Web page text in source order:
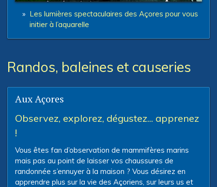
» Les lumières spectaculaires des Açores pour vous
initier à l’aquarelle
Randos, baleines et causeries
Aux Açores
Observez, explorez, dégustez... apprenez
!
Vous êtes fan d’observation de mammifères marins
mais pas au point de laisser vos chaussures de
randonnée s’ennuyer à la maison ? Vous désirez en
apprendre plus sur la vie des Açoriens, sur leurs us et